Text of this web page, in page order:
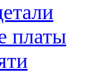
платы